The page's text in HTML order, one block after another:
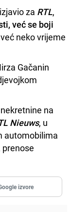
izjavio za RTL,
već se boji
neko vrijeme
Gačanin
na
Nieuws, u
automobilima
izvore